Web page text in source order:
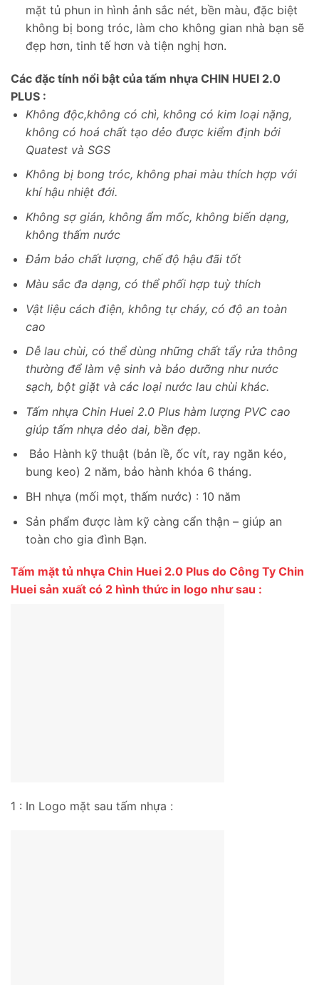
mặt tủ phun in hình ảnh sắc nét, bền màu, đặc biệt
không bị bong tróc, làm cho không gian nhà bạn sẽ
đẹp hơn, tinh tế hơn và tiện nghị hơn.
Các đặc tính nổi bật của tấm nhựa CHIN HUEI 2.0
PLUS :
Không độc,không có chì, không có kim loại nặng,
không có hoá chất tạo dẻo được kiểm định bởi
Quatest và SGS
Không bị bong tróc, không phai màu thích hợp với
khí hậu nhiệt đới.
Không sợ gián, không ẩm mốc, không biến dạng,
không thấm nước
Đảm bảo chất lượng, chế độ hậu đãi tốt
Màu sắc đa dạng, có thể phối hợp tuỳ thích
Vật liệu cách điện, không tự cháy, có độ an toàn
cao
Dễ lau chùi, có thể dùng những chất tẩy rửa thông
thường để làm vệ sinh và bảo dưỡng như nước
sạch, bột giặt và các loại nước lau chùi khác.
Tấm nhựa Chin Huei 2.0 Plus hàm lượng PVC cao
giúp tấm nhựa dẻo dai, bền đẹp.
Bảo Hành kỹ thuật (bản lề, ốc vít, ray ngăn kéo,
bung keo) 2 năm, bảo hành khóa 6 tháng.
BH nhựa (mối mọt, thấm nước) : 10 năm
Sản phẩm được làm kỹ càng cẩn thận – giúp an
toàn cho gia đình Bạn.
Tấm mặt tủ nhựa Chin Huei 2.0 Plus do Công Ty Chin
Huei sản xuất có 2 hình thức in logo như sau :
1 : In Logo mặt sau tấm nhựa :